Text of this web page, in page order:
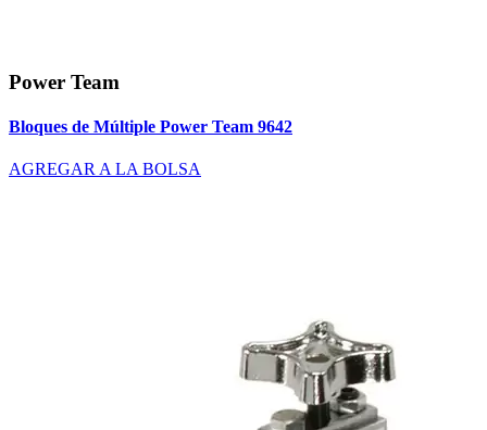
Power Team
Bloques de Múltiple Power Team 9642
AGREGAR A LA BOLSA